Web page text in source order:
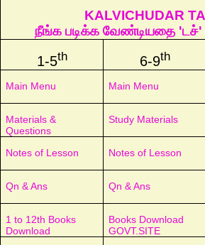
KALVICHUDAR
நீங்க படிக்க வேண்டியதை
1-5th 6-9th
Main Menu Main Menu
Materials &
Questions
Study Materials
Notes of Lesson
Notes of Lesson
Qn & Ans
Qn & Ans
1 to 12th Books
Download
Books Download
GOVT.SITE